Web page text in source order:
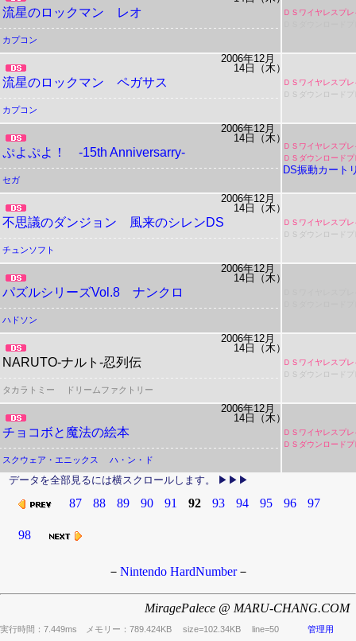
流星のロックマン レオ
ＤＳワイヤレスプ
カプコン
2006年12月
14日（木）
流星のロックマン ペガサス
ＤＳワイヤレスプ
ＤＳダウンロード
カプコン
2006年12月
14日（木）
ぷよぷよ！ -15th Anniversarry-
ＤＳワイヤレスプ
ＤＳダウンロード
DS振動カート
セガ
2006年12月
14日（木）
不思議のダンジョン 風来のシレンDS
ＤＳワイヤレスプ
ＤＳダウンロード
チュンソフト
2006年12月
14日（木）
パズルシリーズVol.8 ナンクロ
ハドソン
2006年12月
14日（木）
NARUTO-ナルト-忍列伝
ＤＳワイヤレスプ
ＤＳダウンロード
タカラトミー
ドリームファクトリー
2006年12月
14日（木）
チョコボと魔法の絵本
ＤＳワイヤレスプ
ＤＳダウンロード
スクウェア・エニックス
ハ・ン・ド
87 88 89 90 91 92 93 94 95 96 97
98
－ Nintendo HardNumber－
MiragePalece @ MARU-CHANG.COM
実行時間：7.449ms メモリー：789.424KB size=102.34KB line=50 管理用